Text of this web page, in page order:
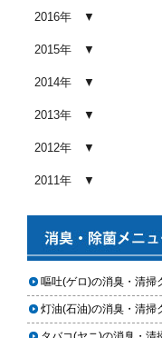
【2026年版】車内の臭
ビ別の正しい対処法
2026.01.04
どこまでやるべき？目的
め内容と費用目安
別に徹底比較
2026.01.02
ヘッドライト黄ばみ取
場｜イエローハット・
クス・専門店を徹底比
版】
2016年
2015年
2014年
2013年
2012年
2011年
嘔吐(ゲロ)の消臭・清掃
灯油(石油)の消臭・清掃